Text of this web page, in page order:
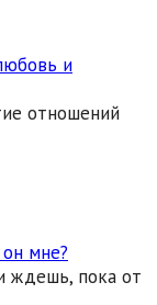
и
отношений
мне?
ждешь, пока от